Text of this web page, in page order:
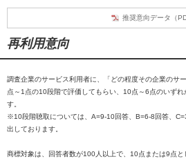
推奨意向データ（
再利用意向
調査企業のサービス利用者に、「どの程度その企業のサ
点～1点の10段階で評価してもらい、10点～6点のいず
す。
※10段階聴取については、A=9-10回答、B=6-8回答、
出しております。
商標対象は、回答者数が100人以上で、10点または9点